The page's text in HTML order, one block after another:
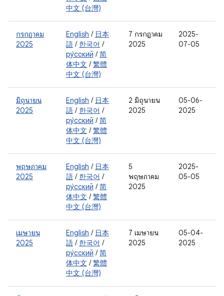
中文 (台灣)
กรกฎาคม
2025
English / 日本
語 / 한국어 /
ру́сский /简
体中文 /繁體
中文 (台灣)
7 กรกฎาคม
2025
2025-
07-05
มิถุนายน
2025
English / 日本
語 / 한국어 /
ру́сский /简
体中文 /繁體
中文 (台灣)
2 มิถุนายน
2025
05-06-
2025
พฤษภาคม
2025
English / 日本
語 / 한국어 /
ру́сский /简
体中文 /繁體
中文 (台灣)
5
พฤษภาคม
2025
2025-
05-05
เมษายน
2025
English / 日本
語 / 한국어 /
ру́сский /简
体中文 /繁體
中文 (台灣)
7 เมษายน
2025
05-04-
2025